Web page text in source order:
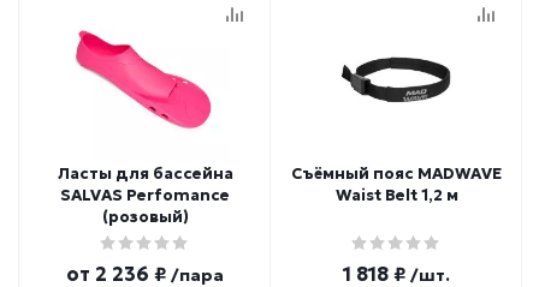
Ласты для бассейна
SALVAS Perfomance
(розовый)
от 2 236 ₽ /пара
Съёмный пояс MADWAVE
Waist Belt 1,2 м
1 818 ₽ /шт.